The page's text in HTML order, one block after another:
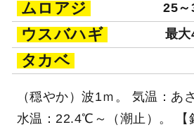
ムロアジ 25～
ウスバハギ 最
タカベ
（穏やか）波1ｍ。 気温：あ
水温：22.4℃～（潮止）。 【